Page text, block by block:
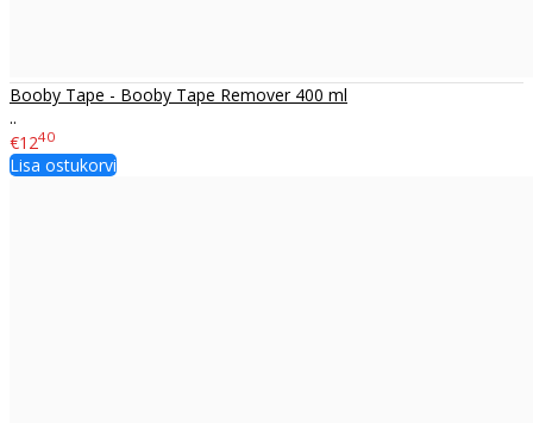
Booby Tape - Booby Tape Remover 400 ml
..
€1240
Lisa ostukorvi